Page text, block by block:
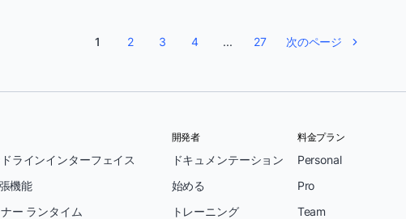
1 2 3 4 ... 27 次のページ
ラインインターフェイス
機能
ー ランタイム
開発者
ドキュメンテーション
始める
トレーニング
料金プラン
Personal
Pro
Team